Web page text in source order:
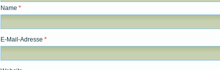
Name *
E-Mail-Adresse *